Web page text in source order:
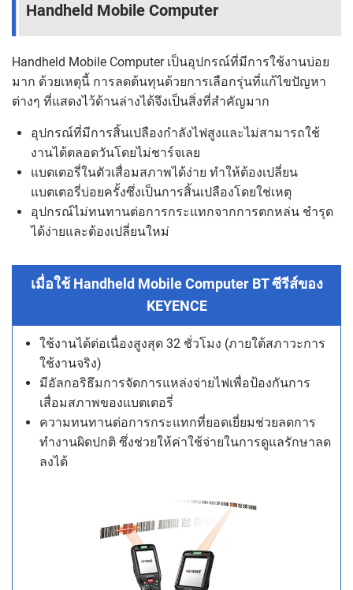
Handheld Mobile Computer
Handheld Mobile Computer เป็นอุปกรณ์ที่มีการใช้งานบ่อย
มาก ด้วยเหตุนี้ การลดต้นทุนด้วยการเลือกรุ่นที่แก้ไขปัญหา
ต่างๆ ที่แสดงไว้ด้านล่างได้จึงเป็นสิ่งที่สำคัญมาก
อุปกรณ์ที่มีการสิ้นเปลืองกำลังไฟสูงและไม่สามารถใช้
งานได้ตลอดวันโดยไม่ชาร์จเลย
แบตเตอรี่ในตัวเสื่อมสภาพได้ง่าย ทำให้ต้องเปลี่ยน
แบตเตอรี่บ่อยครั้งซึ่งเป็นการสิ้นเปลืองโดยใช่เหตุ
อุปกรณ์ไม่ทนทานต่อการกระแทกจากการตกหล่น ชำรุด
ได้ง่ายและต้องเปลี่ยนใหม่
เมื่อใช้ Handheld Mobile Computer BT ซีรีส์ของ
KEYENCE
ใช้งานได้ต่อเนื่องสูงสุด 32 ชั่วโมง (ภายใต้สภาวะการ
ใช้งานจริง)
มีอัลกอริธึมการจัดการแหล่งจ่ายไฟเพื่อป้องกันการ
เสื่อมสภาพของแบตเตอรี่
ความทนทานต่อการกระแทกที่ยอดเยี่ยมช่วยลดการ
ทำงานผิดปกติ ซึ่งช่วยให้ค่าใช้จ่ายในการดูแลรักษาลด
ลงได้